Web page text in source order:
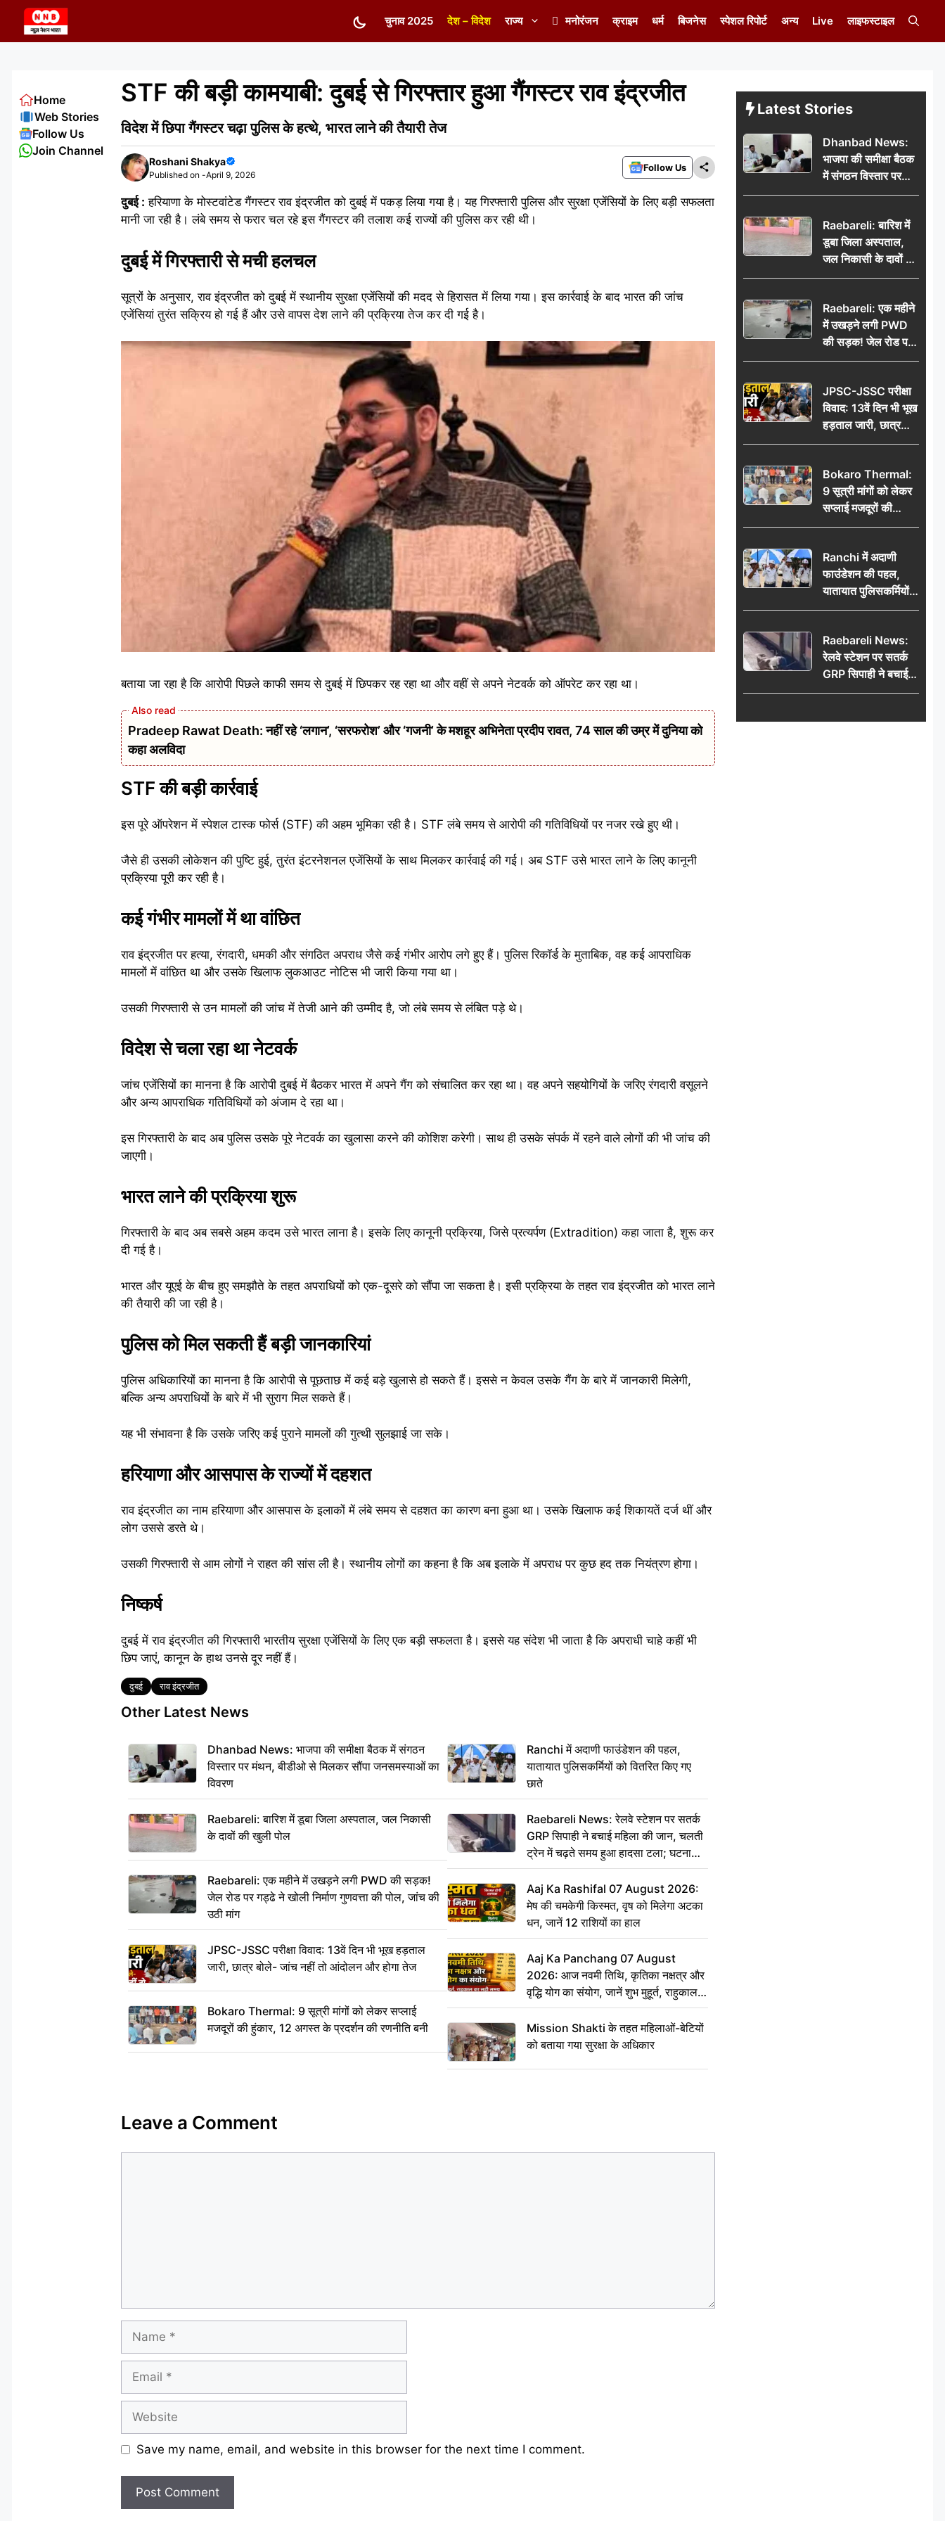
content
चुनाव 2025 देश – विदेश राज्य मनोरंजन क्राइम धर्म बिजनेस स्पेशल रिपोर्ट अन्य Live लाइफस्टाइल
STF की बड़ी कामयाबी: दुबई से गिरफ्तार हुआ गैंगस्टर राव इंद्रजीत
विदेश में छिपा गैंगस्टर चढ़ा पुलिस के हत्थे, भारत लाने की तैयारी तेज
Roshani Shakya
Published on -April 9, 2026
Follow Us
दुबई : हरियाणा के मोस्टवांटेड गैंगस्टर राव इंद्रजीत को दुबई में पकड़ लिया गया है। यह गिरफ्तारी पुलिस और सुरक्षा एजेंसियों के लिए बड़ी सफलता
मानी जा रही है। लंबे समय से फरार चल रहे इस गैंगस्टर की तलाश कई राज्यों की पुलिस कर रही थी।
दुबई में गिरफ्तारी से मची हलचल
सूत्रों के अनुसार, राव इंद्रजीत को दुबई में स्थानीय सुरक्षा एजेंसियों की मदद से हिरासत में लिया गया। इस कार्रवाई के बाद भारत की जांच
एजेंसियां तुरंत सक्रिय हो गई हैं और उसे वापस देश लाने की प्रक्रिया तेज कर दी गई है।
बताया जा रहा है कि आरोपी पिछले काफी समय से दुबई में छिपकर रह रहा था और वहीं से अपने नेटवर्क को ऑपरेट कर रहा था।
Pradeep Rawat Death: नहीं रहे ‘लगान’, ‘सरफरोश’ और ‘गजनी’ के मशहूर अभिनेता प्रदीप रावत, 74 साल की उम्र में दुनिया को
कहा अलविदा
STF की बड़ी कार्रवाई
इस पूरे ऑपरेशन में स्पेशल टास्क फोर्स (STF) की अहम भूमिका रही है। STF लंबे समय से आरोपी की गतिविधियों पर नजर रखे हुए थी।
जैसे ही उसकी लोकेशन की पुष्टि हुई, तुरंत इंटरनेशनल एजेंसियों के साथ मिलकर कार्रवाई की गई। अब STF उसे भारत लाने के लिए कानूनी
प्रक्रिया पूरी कर रही है।
कई गंभीर मामलों में था वांछित
राव इंद्रजीत पर हत्या, रंगदारी, धमकी और संगठित अपराध जैसे कई गंभीर आरोप लगे हुए हैं। पुलिस रिकॉर्ड के मुताबिक, वह कई आपराधिक
मामलों में वांछित था और उसके खिलाफ लुकआउट नोटिस भी जारी किया गया था।
उसकी गिरफ्तारी से उन मामलों की जांच में तेजी आने की उम्मीद है, जो लंबे समय से लंबित पड़े थे।
विदेश से चला रहा था नेटवर्क
जांच एजेंसियों का मानना है कि आरोपी दुबई में बैठकर भारत में अपने गैंग को संचालित कर रहा था। वह अपने सहयोगियों के जरिए रंगदारी वसूलने
और अन्य आपराधिक गतिविधियों को अंजाम दे रहा था।
इस गिरफ्तारी के बाद अब पुलिस उसके पूरे नेटवर्क का खुलासा करने की कोशिश करेगी। साथ ही उसके संपर्क में रहने वाले लोगों की भी जांच की
जाएगी।
भारत लाने की प्रक्रिया शुरू
गिरफ्तारी के बाद अब सबसे अहम कदम उसे भारत लाना है। इसके लिए कानूनी प्रक्रिया, जिसे प्रत्यर्पण (Extradition) कहा जाता है, शुरू कर
दी गई है।
भारत और यूएई के बीच हुए समझौते के तहत अपराधियों को एक-दूसरे को सौंपा जा सकता है। इसी प्रक्रिया के तहत राव इंद्रजीत को भारत लाने
की तैयारी की जा रही है।
पुलिस को मिल सकती हैं बड़ी जानकारियां
पुलिस अधिकारियों का मानना है कि आरोपी से पूछताछ में कई बड़े खुलासे हो सकते हैं। इससे न केवल उसके गैंग के बारे में जानकारी मिलेगी,
बल्कि अन्य अपराधियों के बारे में भी सुराग मिल सकते हैं।
यह भी संभावना है कि उसके जरिए कई पुराने मामलों की गुत्थी सुलझाई जा सके।
हरियाणा और आसपास के राज्यों में दहशत
राव इंद्रजीत का नाम हरियाणा और आसपास के इलाकों में लंबे समय से दहशत का कारण बना हुआ था। उसके खिलाफ कई शिकायतें दर्ज थीं और
लोग उससे डरते थे।
उसकी गिरफ्तारी से आम लोगों ने राहत की सांस ली है। स्थानीय लोगों का कहना है कि अब इलाके में अपराध पर कुछ हद तक नियंत्रण होगा।
निष्कर्ष
दुबई में राव इंद्रजीत की गिरफ्तारी भारतीय सुरक्षा एजेंसियों के लिए एक बड़ी सफलता है। इससे यह संदेश भी जाता है कि अपराधी चाहे कहीं भी
छिप जाएं, कानून के हाथ उनसे दूर नहीं हैं।
Tags
दुबई राव इंद्रजीत
Other Latest News
Dhanbad News: भाजपा की समीक्षा बैठक में संगठन
विस्तार पर मंथन, बीडीओ से मिलकर सौंपा जनसमस्याओं का
विवरण
Raebareli: बारिश में डूबा जिला अस्पताल, जल निकासी
के दावों की खुली पोल
Raebareli: एक महीने में उखड़ने लगी PWD की सड़क!
जेल रोड पर गड्ढे ने खोली निर्माण गुणवत्ता की पोल, जांच की
उठी मांग
JPSC-JSSC परीक्षा विवाद: 13वें दिन भी भूख हड़ताल
जारी, छात्र बोले- जांच नहीं तो आंदोलन और होगा तेज
Bokaro Thermal: 9 सूत्री मांगों को लेकर सप्लाई
मजदूरों की हुंकार, 12 अगस्त के प्रदर्शन की रणनीति बनी
Ranchi में अदाणी फाउंडेशन की पहल,
यातायात पुलिसकर्मियों को वितरित किए गए
छाते
Raebareli News: रेलवे स्टेशन पर सतर्क
GRP सिपाही ने बचाई महिला की जान, चलती
ट्रेन में चढ़ते समय हुआ हादसा टला; घटना
CCTV में कैद
Aaj Ka Rashifal 07 August 2026:
मेष की चमकेगी किस्मत, वृष को मिलेगा अटका
धन, जानें 12 राशियों का हाल
Aaj Ka Panchang 07 August
2026: आज नवमी तिथि, कृतिका नक्षत्र और
वृद्धि योग का संयोग, जानें शुभ मुहूर्त, राहुकाल
का सही समय
Mission Shakti के तहत महिलाओं-बेटियों
को बताया गया सुरक्षा के अधिकार
Leave a Comment
Save my name, email, and website in this browser for the next time I comment.
Home
Web Stories
Follow Us
Join Channel
Latest Stories
Dhanbad News:
भाजपा की समीक्षा बैठक
में संगठन विस्तार पर
मंथन, बीडीओ से
जनसमस्याओं का विवरण
Raebareli: बारिश में
डूबा जिला अस्पताल,
जल निकासी के दावों की
खुली पोल
Raebareli: एक महीने
में उखड़ने लगी PWD
की सड़क! जेल रोड पर
गड्ढे ने खोली निर्माण
की उठी मांग
JPSC-JSSC परीक्षा
विवाद: 13वें दिन भी भूख
हड़ताल जारी, छात्र
बोले- जांच नहीं तो
Bokaro Thermal:
9 सूत्री मांगों को लेकर
सप्लाई मजदूरों की
हुंकार, 12 अगस्त के
Ranchi में अदाणी
फाउंडेशन की पहल,
यातायात पुलिसकर्मियों
को वितरित किए गए छाते
Raebareli News:
रेलवे स्टेशन पर सतर्क
GRP सिपाही ने बचाई
महिला की जान, चलती
हादसा टला; घटना